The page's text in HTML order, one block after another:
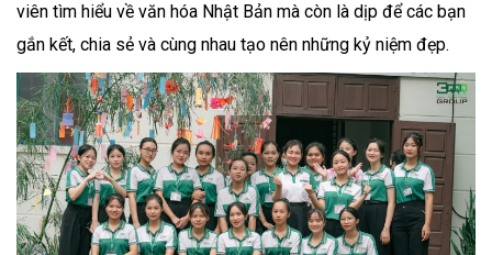
viên tìm hiểu về văn hóa Nhật Bản mà còn là dịp để các bạn
gắn kết, chia sẻ và cùng nhau tạo nên những kỷ niệm đẹp.